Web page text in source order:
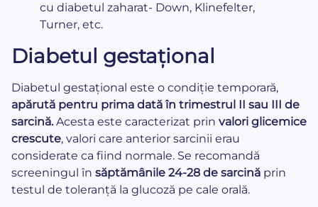
cu diabetul zaharat- Down, Klinefelter,
Turner, etc.
Diabetul gestațional
Diabetul gestațional este o condiție temporară,
apărută pentru prima dată în trimestrul II sau III de
sarcină.Acesta este caracterizat prin valori glicemice
crescute, valori care anterior sarcinii erau
considerate ca fiind normale. Se recomandă
screeningul în săptămânile 24-28 de sarcină prin
testul de toleranță la glucoză pe cale orală.